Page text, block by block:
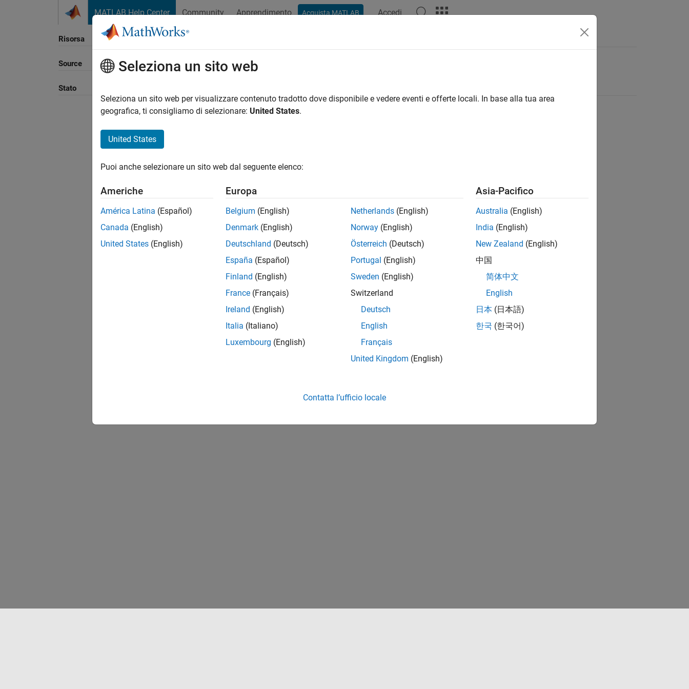
MATLAB Help Center Community Apprendimento Acquista MATLAB Accedi
Risorsa
Source
Stato
Ordina per
Seleziona un sito web
Seleziona un sito web per visualizzare contenuto tradotto dove disponibile e vedere eventi e offerte locali. In base alla tua area
geografica, ti consigliamo di selezionare: United States.
United States
Puoi anche selezionare un sito web dal seguente elenco:
Americhe
América Latina (Español)
Canada (English)
United States (English)
Europa
Belgium (English)
Denmark (English)
Deutschland (Deutsch)
España (Español)
Finland (English)
France (Français)
Ireland (English)
Italia (Italiano)
Luxembourg (English)
Netherlands (English)
Norway (English)
Österreich (Deutsch)
Portugal (English)
Sweden (English)
Switzerland
Deutsch
English
Français
United Kingdom (English)
Asia-Pacifico
Australia (English)
India (English)
New Zealand (English)
中国
简体中文
English
日本 (日本語)
한국 (한국어)
Contatta l’ufficio locale